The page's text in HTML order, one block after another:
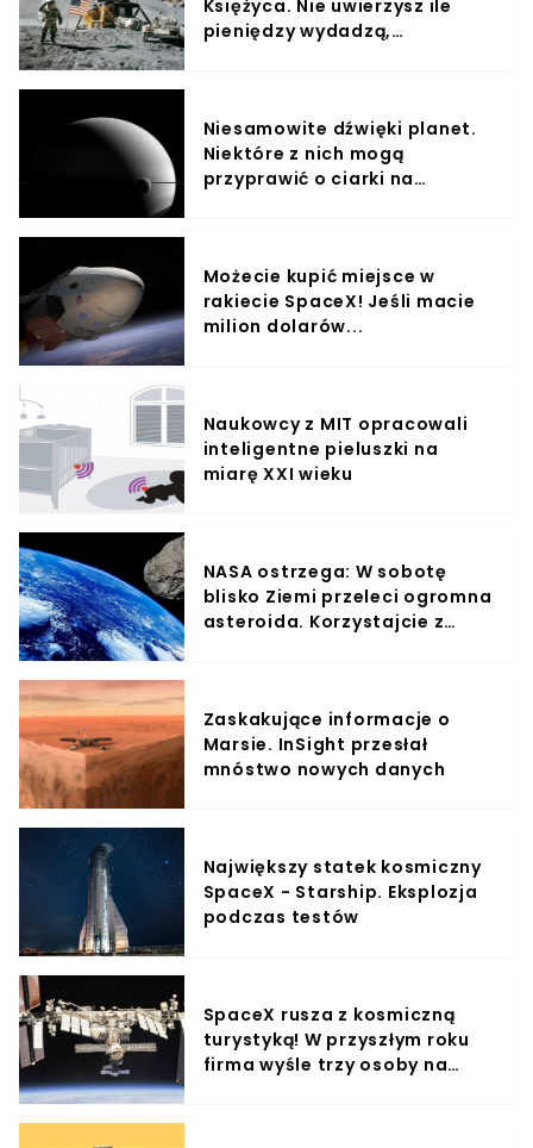
Księżyca. Nie uwierzysz ile
pieniędzy wydadzą,
Niesamowite dźwięki planet.
Niektóre z nich mogą
przyprawić o ciarki na
Możecie kupić miejsce w
rakiecie SpaceX! Jeśli macie
milion dolarów...
Naukowcy z MIT opracowali
inteligentne pieluszki na
miarę XXI wieku
NASA ostrzega: W sobotę
blisko Ziemi przeleci ogromna
asteroida. Korzystajcie z
Zaskakujące informacje o
Marsie. InSight przesłał
mnóstwo nowych danych
Największy statek kosmiczny
SpaceX - Starship. Eksplozja
podczas testów
SpaceX rusza z kosmiczną
turystyką! W przyszłym roku
firma wyśle trzy osoby na